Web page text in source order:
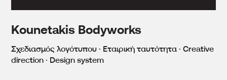
Kounetakis Bodyworks
Σχεδιασμός λογότυπου · Εταιρική ταυτότητα · Creative
direction · Design system